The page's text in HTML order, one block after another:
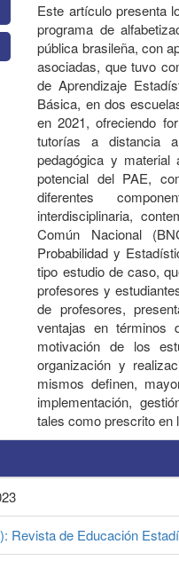
Este artículo presenta
programa de
pública brasileña, con
asociadas, que tuvo
de Aprendizaje
Básica, en dos
en 2021, ofreciendo
tutorías a distancia
pedagógica y
potencial del PAE,
diferentes
interdisciplinaria,
Común Nacional
Probabilidad y
tipo estudio de caso,
profesores y
de profesores,
ventajas en términos
motivación de los
organización y
mismos definen,
implementación,
tales como prescrito en
Revista de Educación